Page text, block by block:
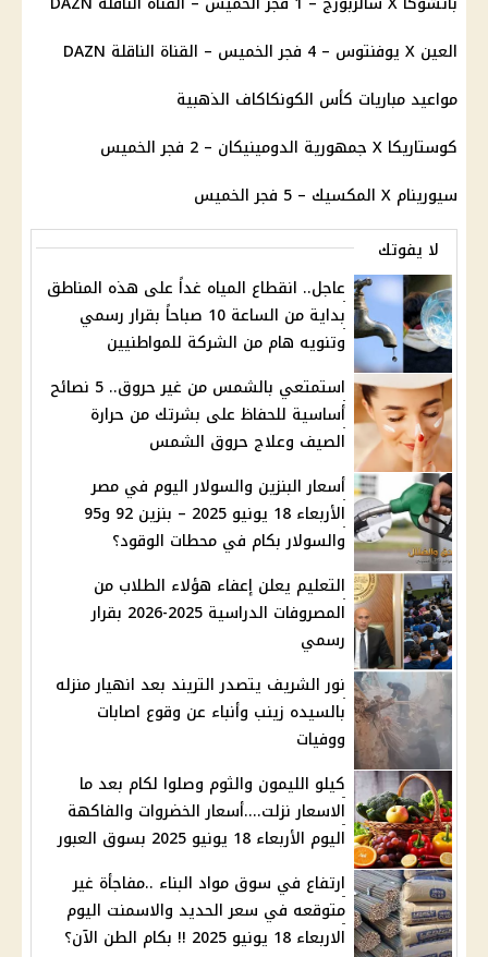
العين X يوفنتوس – 4 فجر الخميس – القناة الناقلة DAZN
مواعيد مباريات كأس الكونكاكاف الذهبية
كوستاريكا X جمهورية الدومينيكان – 2 فجر الخميس
سيورينام X المكسيك – 5 فجر الخميس
لا يفوتك
عاجل.. انقطاع المياه غداً على هذه المناطق
بداية من الساعة 10 صباحاً بقرار رسمي
وتنويه هام من الشركة للمواطنيين
استمتعي بالشمس من غير حروق.. 5 نصائح
أساسية للحفاظ على بشرتك من حرارة
الصيف وعلاج حروق الشمس
أسعار البنزين والسولار اليوم في مصر
الأربعاء 18 يونيو 2025 – بنزين 92 و95
والسولار بكام في محطات الوقود؟
التعليم يعلن إعفاء هؤلاء الطلاب من
المصروفات الدراسية 2025-2026 بقرار
رسمي
نور الشريف يتصدر التريند بعد انهيار منزله
بالسيده زينب وأنباء عن وقوع اصابات
ووفيات
كيلو الليمون والثوم وصلوا لكام بعد ما
الاسعار نزلت....أسعار الخضروات والفاكهة
اليوم الأربعاء 18 يونيو 2025 بسوق العبور
ارتفاع في سوق مواد البناء ..مفاجأة غير
متوقعه في سعر الحديد والاسمنت اليوم
الاربعاء 18 يونيو 2025 !! بكام الطن الآن؟